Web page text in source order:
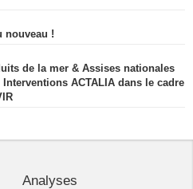
nouveau !
de la mer & Assises nationales
ACTALIA dans le cadre
Analyses